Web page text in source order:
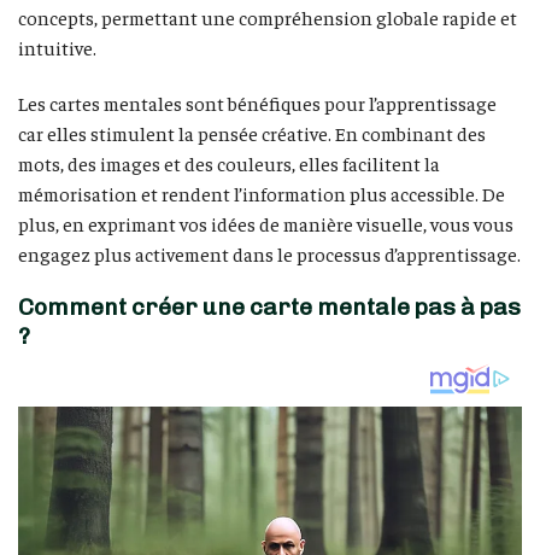
concepts, permettant une compréhension globale rapide et
intuitive.
Les cartes mentales sont bénéfiques pour l’apprentissage
car elles stimulent la pensée créative. En combinant des
mots, des images et des couleurs, elles facilitent la
mémorisation et rendent l’information plus accessible. De
plus, en exprimant vos idées de manière visuelle, vous vous
engagez plus activement dans le processus d’apprentissage.
Comment créer une carte mentale pas à pas
?